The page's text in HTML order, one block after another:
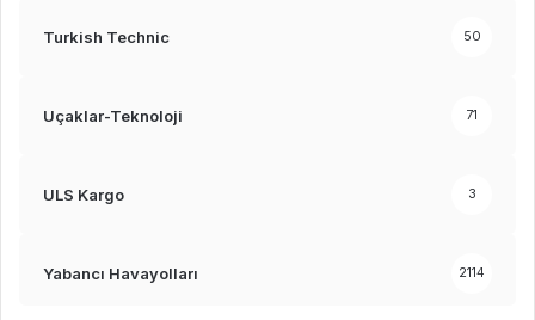
Turkish Technic 50
Uçaklar-Teknoloji 71
ULS Kargo 3
Yabancı Havayolları 2114